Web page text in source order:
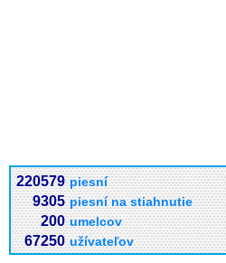
220579 piesní
9305 piesní na stiahnutie
200 umelcov
67250 užívateľov